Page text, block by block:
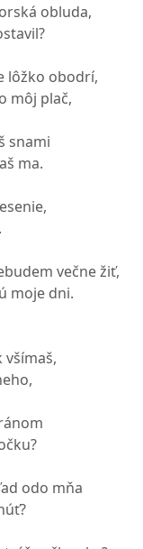
obluda,
lôžko obodrí,
môj plač,
snami
ma.
večne žiť,
moje dni.
všímaš,
odo mňa